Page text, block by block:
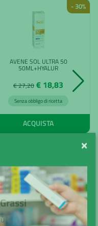
- 30%
AVENE SOL ULTRA 50
50ML+HYALUR
€ 27,20 € 18,83
Senza obbligo di ricetta
ACQUISTA
×